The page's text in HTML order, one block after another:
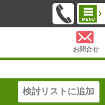
お問合せ
検討リストに追加